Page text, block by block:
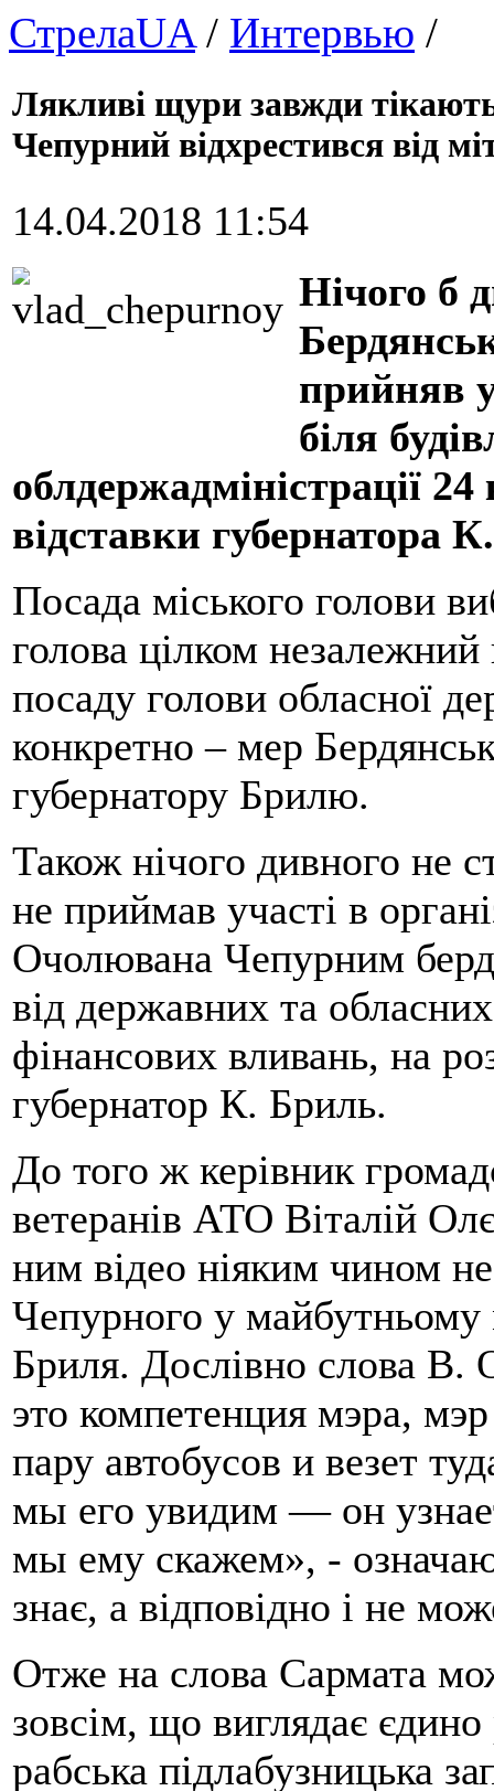
СтрелаUA/ Интервью /
Лякливі щури завжди
Чепурний відхрестився від
14.04.2018 11:54
Нічого б
прийняв
біля
облдержадміністрації
відставки губернатора
Посада міського голови
голова цілком
посаду голови обласної
конкретно – мер
губернатору Брилю.
Також нічого дивного не
не приймав участі в
Очолювана Чепурним
від державних та
фінансових вливань, на
губернатор К. Бриль.
До того ж керівник
ветеранів АТО Віталій
ним відео ніяким чином
Чепурного у майбутньому
Бриля. Дослівно слова В.
это компетенция мэра,
пару автобусов и везет
мы его увидим — он
мы ему скажем», -
знає, а відповідно і не
Отже на слова Сармата
зовсім, що виглядає
рабська підлабузницька